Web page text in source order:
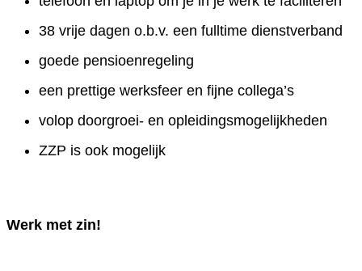
38 vrije dagen o.b.v. een fulltime dienstverband
goede pensioenregeling
een prettige werksfeer en fijne collega’s
volop doorgroei- en opleidingsmogelijkheden
ZZP is ook mogelijk
Werk met zin!